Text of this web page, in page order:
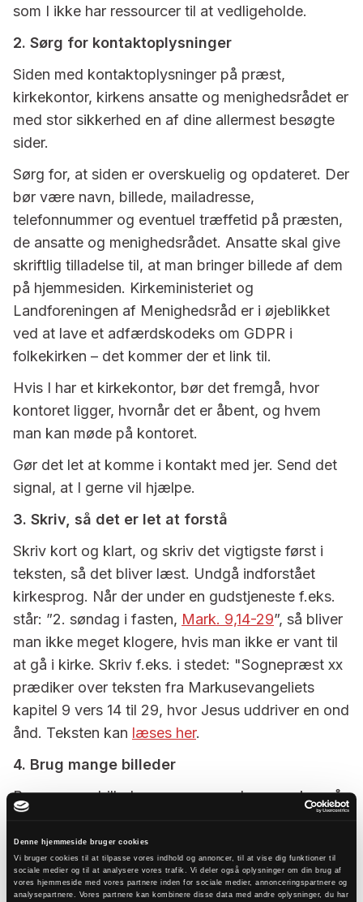
Denne hjemmeside bruger cookies
Vi bruger cookies til at tilpasse vores indhold og annoncer, til at vise dig funktioner til
sociale medier og til at analysere vores trafik. Vi deler også oplysninger om din brug af
vores hjemmeside med vores partnere inden for sociale medier, annonceringspartnere og
analysepartnere. Vores partnere kan kombinere disse data med andre oplysninger, du har
som I ikke har ressourcer til at vedligeholde.
2. Sørg for kontaktoplysninger
Siden med kontaktoplysninger på præst,
kirkekontor, kirkens ansatte og menighedsrådet er
med stor sikkerhed en af dine allermest besøgte
sider.
Sørg for, at siden er overskuelig og opdateret. Der
bør være navn, billede, mailadresse,
telefonnummer og eventuel træffetid på præsten,
de ansatte og menighedsrådet. Ansatte skal give
skriftlig tilladelse til, at man bringer billede af dem
på hjemmesiden. Kirkeministeriet og
Landforeningen af Menighedsråd er i øjeblikket
ved at lave et adfærdskodeks om GDPR i
folkekirken – det kommer der et link til.
Hvis I har et kirkekontor, bør det fremgå, hvor
kontoret ligger, hvornår det er åbent, og hvem
man kan møde på kontoret.
Gør det let at komme i kontakt med jer. Send det
signal, at I gerne vil hjælpe.
3. Skriv, så det er let at forstå
Skriv kort og klart, og skriv det vigtigste først i
teksten, så det bliver læst. Undgå indforstået
kirkesprog. Når der under en gudstjeneste f.eks.
står: ”2. søndag i fasten, Mark. 9,14-29”, så bliver
man ikke meget klogere, hvis man ikke er vant til
at gå i kirke. Skriv f.eks. i stedet: "Sognepræst xx
prædiker over teksten fra Markusevangeliets
kapitel 9 vers 14 til 29, hvor Jesus uddriver en ond
ånd. Teksten kan læses her.
4. Brug mange billeder
Brug mange billeder og gerne med mennesker på
billederne). Alt for mange sognehjemmesider har
billeder af tomme kirkerum og kirkebænke på
hjemmesiden. Brug helst billeder fra din egen